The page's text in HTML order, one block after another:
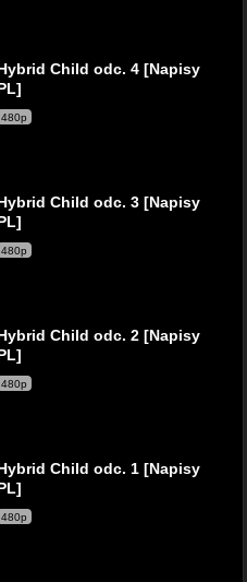
Child odc. 4 [Napisy
480p
Child odc. 3 [Napisy
480p
Child odc. 2 [Napisy
480p
Child odc. 1 [Napisy
480p